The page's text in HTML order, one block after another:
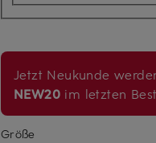
Jetzt Neukunde
NEW20 im letzten
Größe